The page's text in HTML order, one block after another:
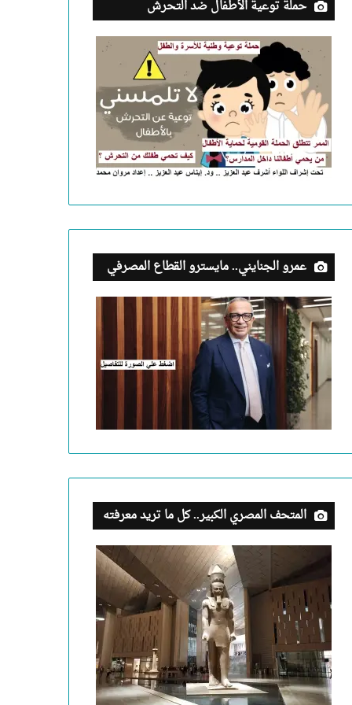
حملة توعية الأطفال ضد التحرش
عمرو الجنايني.. مايسترو القطاع المصرفي
المتحف المصري الكبير.. كل ما تريد معرفته